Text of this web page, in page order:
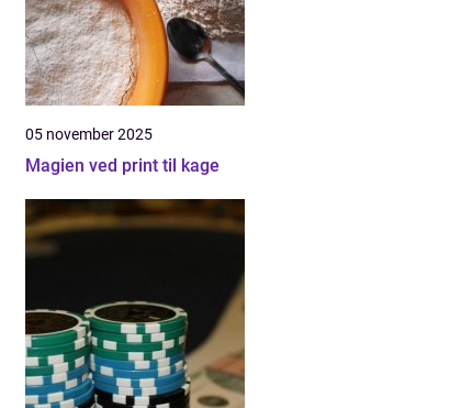
05 november 2025
Magien ved print til kage